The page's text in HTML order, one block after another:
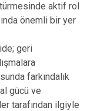
aktif rol
önemli bir yer
geri
farkındalık
gücü ve
tarafından ilgiyle